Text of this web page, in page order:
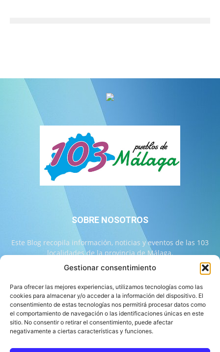
Gestionar consentimiento
Para ofrecer las mejores experiencias, utilizamos tecnologías como las
cookies para almacenar y/o acceder a la información del dispositivo. El
consentimiento de estas tecnologías nos permitirá procesar datos como
el comportamiento de navegación o las identificaciones únicas en este
sitio. No consentir o retirar el consentimiento, puede afectar
negativamente a ciertas características y funciones.
SOBRE NOSOTROS
Este Blog recopila información, noticias y eventos de las 103
localidades de la provincia de Málaga.
Contáctanos:info@103malaga.com
SÍGUENOS